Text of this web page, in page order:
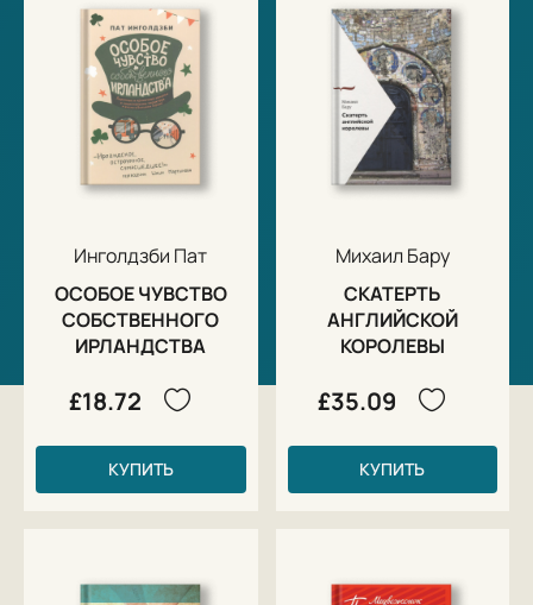
Инголдзби Пат
ОСОБОЕ ЧУВСТВО
СОБСТВЕННОГО
ИРЛАНДСТВА
£18.72
КУПИТЬ
Михаил Бару
СКАТЕРТЬ
АНГЛИЙСКОЙ
КОРОЛЕВЫ
£35.09
КУПИТЬ